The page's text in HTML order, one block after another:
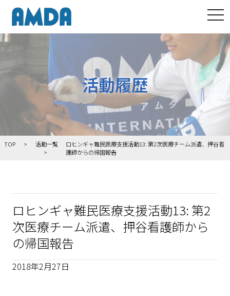
活動履歴
TOP 活動一覧
ロヒンギャ難民医療支援活動13: 第2次医療チーム派遣、押谷看
護師からの帰国報告
ロヒンギャ難民医療支援活動13: 第2
次医療チーム派遣、押谷看護師から
の帰国報告
2018年2月27日